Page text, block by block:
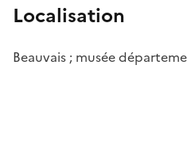
Localisation
Beauvais ; musée